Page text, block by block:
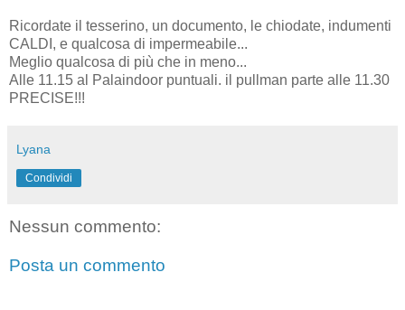
Ricordate il tesserino, un documento, le chiodate, indumenti
CALDI, e qualcosa di impermeabile...
Meglio qualcosa di più che in meno...
Alle 11.15 al Palaindoor puntuali. il pullman parte alle 11.30
PRECISE!!!
Lyana
Condividi
Nessun commento:
Posta un commento